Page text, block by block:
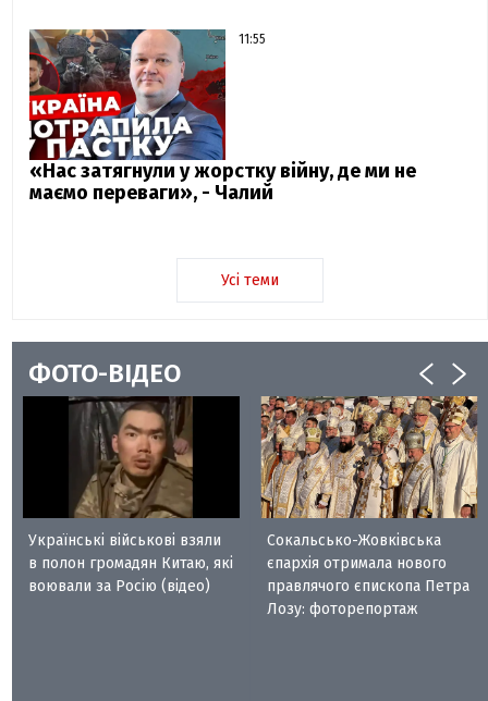
11:55
«Нас затягнули у жорстку війну, де ми не
маємо переваги», - Чалий
Усі теми
ФОТО-ВІДЕО
Українські військові взяли
в полон громадян Китаю, які
воювали за Росію (відео)
Сокальсько-Жовківська
єпархія отримала нового
правлячого єпископа Петра
Лозу: фоторепортаж